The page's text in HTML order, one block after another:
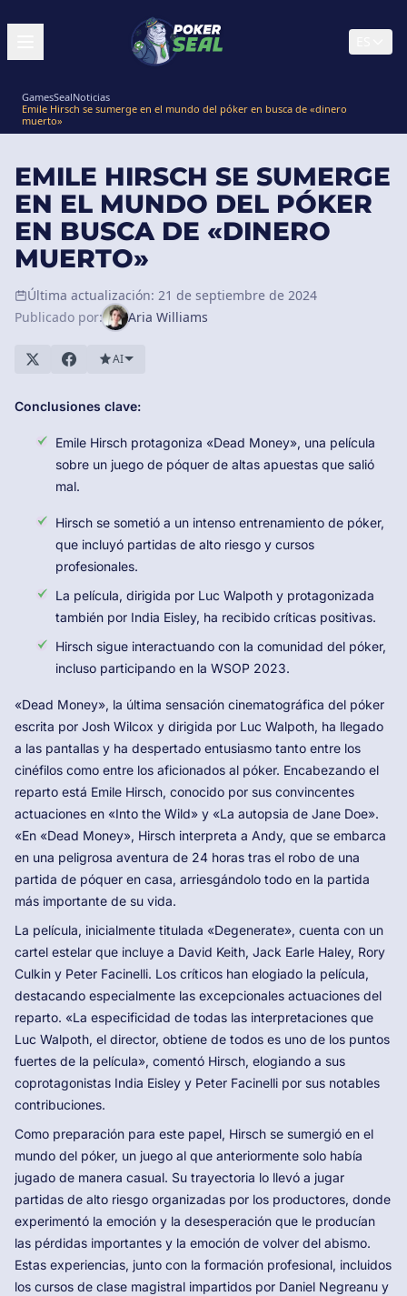
GamesSealNoticias
Emile Hirsch se sumerge en el mundo del póker en busca de «dinero
muerto»
EMILE HIRSCH SE SUMERGE
EN EL MUNDO DEL PÓKER
EN BUSCA DE «DINERO
MUERTO»
Última actualización: 21 de septiembre de 2024
Publicado por:
Aria Williams
AI
Conclusiones clave:
Emile Hirsch protagoniza «Dead Money», una película
sobre un juego de póquer de altas apuestas que salió
mal.
Hirsch se sometió a un intenso entrenamiento de póker,
que incluyó partidas de alto riesgo y cursos
profesionales.
La película, dirigida por Luc Walpoth y protagonizada
también por India Eisley, ha recibido críticas positivas.
Hirsch sigue interactuando con la comunidad del póker,
incluso participando en la WSOP 2023.
«Dead Money», la última sensación cinematográfica del póker
escrita por Josh Wilcox y dirigida por Luc Walpoth, ha llegado
a las pantallas y ha despertado entusiasmo tanto entre los
cinéfilos como entre los aficionados al póker. Encabezando el
reparto está Emile Hirsch, conocido por sus convincentes
actuaciones en «Into the Wild» y «La autopsia de Jane Doe».
«En «Dead Money», Hirsch interpreta a Andy, que se embarca
en una peligrosa aventura de 24 horas tras el robo de una
partida de póquer en casa, arriesgándolo todo en la partida
más importante de su vida.
La película, inicialmente titulada «Degenerate», cuenta con un
cartel estelar que incluye a David Keith, Jack Earle Haley, Rory
Culkin y Peter Facinelli. Los críticos han elogiado la película,
destacando especialmente las excepcionales actuaciones del
reparto. «La especificidad de todas las interpretaciones que
Luc Walpoth, el director, obtiene de todos es uno de los puntos
fuertes de la película», comentó Hirsch, elogiando a sus
coprotagonistas India Eisley y Peter Facinelli por sus notables
contribuciones.
Como preparación para este papel, Hirsch se sumergió en el
mundo del póker, un juego al que anteriormente solo había
jugado de manera casual. Su trayectoria lo llevó a jugar
partidas de alto riesgo organizadas por los productores, donde
experimentó la emoción y la desesperación que le producían
las pérdidas importantes y la emoción de volver del abismo.
Estas experiencias, junto con la formación profesional, incluidos
los cursos de clase magistral impartidos por Daniel Negreanu y